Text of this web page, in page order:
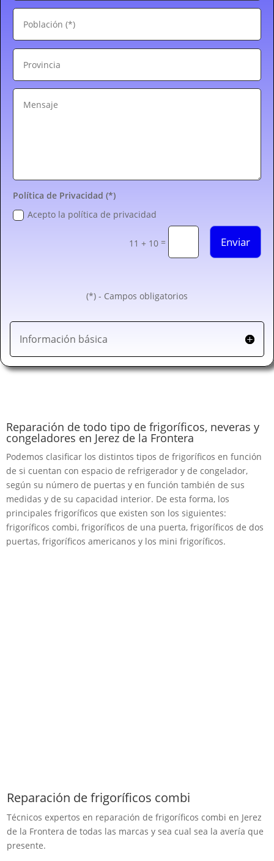
Política de Privacidad (*)
Acepto la política de privacidad
11 + 10 = Enviar
(*) - Campos obligatorios
Información básica
Reparación de todo tipo de frigoríficos, neveras y
congeladores en Jerez de la Frontera
Podemos clasificar los distintos tipos de frigoríficos en función
de si cuentan con espacio de refrigerador y de congelador,
según su número de puertas y en función también de sus
medidas y de su capacidad interior. De esta forma, los
principales frigoríficos que existen son los siguientes:
frigoríficos combi, frigoríficos de una puerta, frigoríficos de dos
puertas, frigoríficos americanos y los mini frigoríficos.
Reparación de frigoríficos combi
Técnicos expertos en reparación de frigoríficos combi en Jerez
de la Frontera de todas las marcas y sea cual sea la avería que
presente.